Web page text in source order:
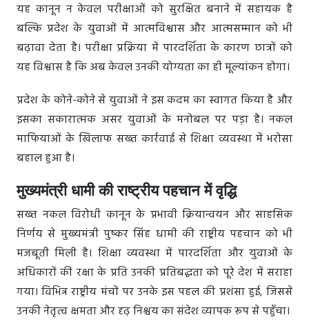
यह कानून न केवल परीक्षाओं को सुरक्षित बनाने में सहायक है
बल्कि प्रदेश के युवाओं में आत्मविश्वास और आत्मसम्मान को भी
बढ़ावा देता है। परीक्षा प्रक्रिया में पारदर्शिता के कारण छात्रों को
यह विश्वास है कि अब केवल उनकी योग्यता का ही मूल्यांकन होगा।
प्रदेश के कोने-कोने से युवाओं ने इस कदम का स्वागत किया है और
इसका सकारात्मक असर युवाओं के मनोबल पर पड़ा है। नकल
माफियाओं के खिलाफ सख्त कार्रवाई से शिक्षा व्यवस्था में भरोसा
बहाल हुआ है।
मुख्यमंत्री धामी की राष्ट्रीय पहचान में वृद्धि
सख्त नकल विरोधी कानून के प्रभावी क्रियान्वयन और साहसिक
निर्णय से मुख्यमंत्री पुष्कर सिंह धामी की राष्ट्रीय पहचान को भी
मजबूती मिली है। शिक्षा व्यवस्था में पारदर्शिता और युवाओं के
अधिकारों की रक्षा के प्रति उनकी प्रतिबद्धता को पूरे देश में सराहा
गया। विभिन्न राष्ट्रीय मंचों पर उनके इस पहल की प्रशंसा हुई, जिससे
उनकी नेतृत्व क्षमता और दृढ़ निश्चय का संदेश व्यापक रूप से पहुँचा।